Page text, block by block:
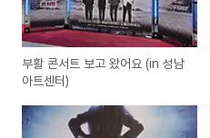
부활 콘서트 보고 왔어요 (in 성남
아트센터)